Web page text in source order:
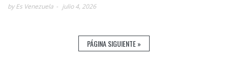
by Es Venezuela julio 4, 2026
PÁGINA SIGUIENTE »